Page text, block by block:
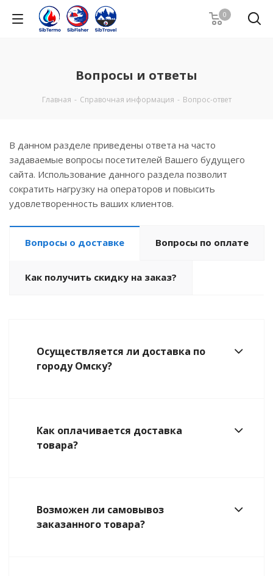
0
Вопросы и ответы
Главная - Справочная информация - Вопрос-ответ
В данном разделе приведены ответа на часто
задаваемые вопросы посетителей Вашего будущего
сайта. Использование данного раздела позволит
сократить нагрузку на операторов и повысить
удовлетворенность ваших клиентов.
Вопросы о доставке Вопросы по оплате
Как получить скидку на заказ?
Осуществляется ли доставка по
городу Омску?
Как оплачивается доставка
товара?
Возможен ли самовывоз
заказанного товара?